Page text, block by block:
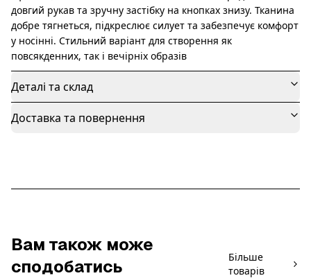
довгий рукав та зручну застібку на кнопках знизу. Тканина
добре тягнеться, підкреслює силует та забезпечує комфорт
у носінні. Стильний варіант для створення як
повсякденних, так і вечірніх образів
Деталі та склад
Доставка та повернення
Вам також може
сподобатись
Більше
товарів